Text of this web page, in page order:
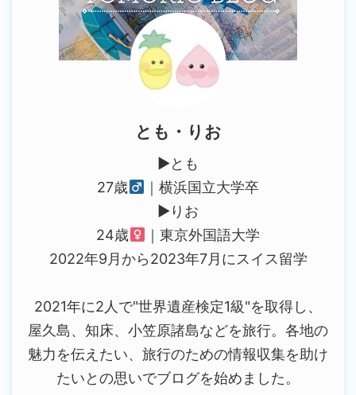
とも・りお
▶︎とも
27歳
｜横浜国立大学卒
▶︎りお
24歳
｜東京外国語大学
2022年9月から2023年7月にスイス留学
2021年に2人で"世界遺産検定1級"を取得し、
屋久島、知床、小笠原諸島などを旅行。各地の
魅力を伝えたい、旅行のための情報収集を助け
たいとの思いでブログを始めました。